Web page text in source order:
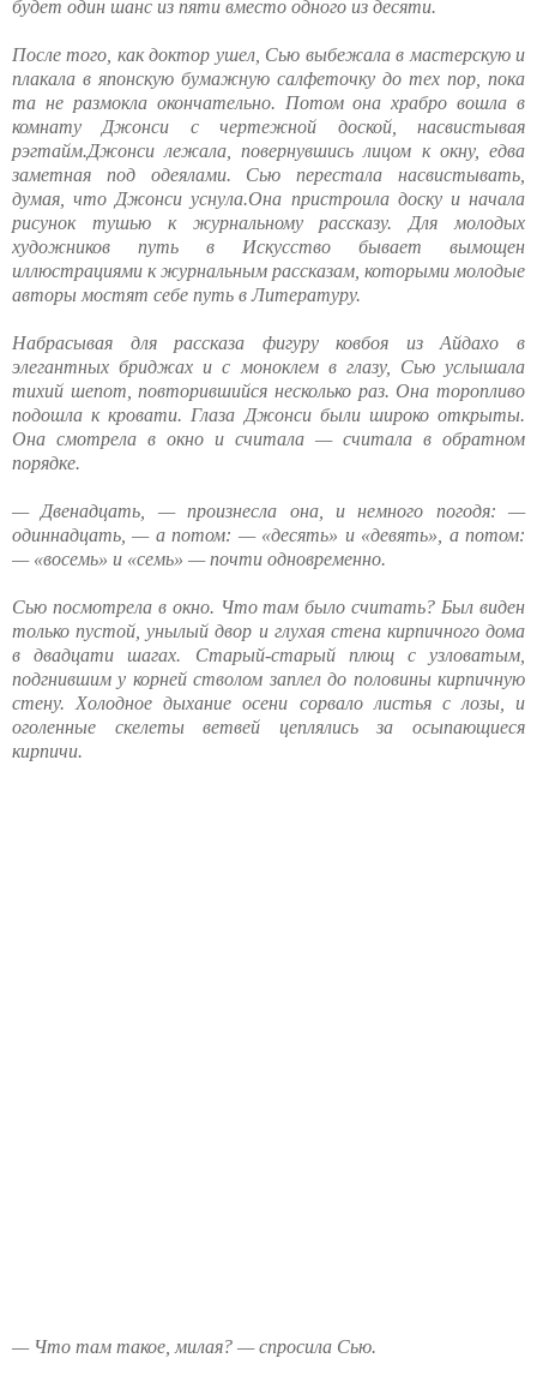
будет один шанс из пяти вместо одного из десяти.
После того, как доктор ушел, Сью выбежала в мастерскую и
плакала в японскую бумажную салфеточку до тех пор, пока
та не размокла окончательно. Потом она храбро вошла в
комнату Джонси с чертежной доской, насвистывая
рэгтайм.Джонси лежала, повернувшись лицом к окну, едва
заметная под одеялами. Сью перестала насвистывать,
думая, что Джонси уснула.Она пристроила доску и начала
рисунок тушью к журнальному рассказу. Для молодых
художников путь в Искусство бывает вымощен
иллюстрациями к журнальным рассказам, которыми молодые
авторы мостят себе путь в Литературу.
Набрасывая для рассказа фигуру ковбоя из Айдахо в
элегантных бриджах и с моноклем в глазу, Сью услышала
тихий шепот, повторившийся несколько раз. Она торопливо
подошла к кровати. Глаза Джонси были широко открыты.
Она смотрела в окно и считала — считала в обратном
порядке.
— Двенадцать, — произнесла она, и немного погодя: —
одиннадцать, — а потом: — «десять» и «девять», а потом:
— «восемь» и «семь» — почти одновременно.
Сью посмотрела в окно. Что там было считать? Был виден
только пустой, унылый двор и глухая стена кирпичного дома
в двадцати шагах. Старый-старый плющ с узловатым,
подгнившим у корней стволом заплел до половины кирпичную
стену. Холодное дыхание осени сорвало листья с лозы, и
оголенные скелеты ветвей цеплялись за осыпающиеся
кирпичи.
— Что там такое, милая? — спросила Сью.